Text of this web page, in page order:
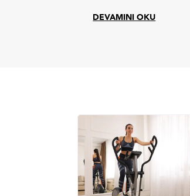
DEVAMINI OKU